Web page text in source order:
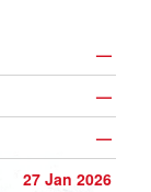
—
—
—
27 Jan 2026